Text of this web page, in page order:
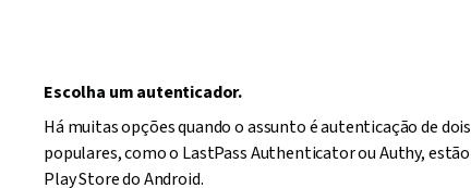
Escolha um autenticador.
Há muitas opções quando o assunto é autenticação de
populares, como o LastPass Authenticator ou Authy,
Play Store do Android.